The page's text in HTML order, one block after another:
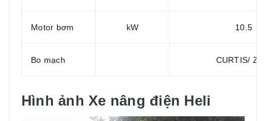
Motor bơm kW 10.5
Bo mạch CURTIS/
Hình ảnh Xe nâng điện Heli